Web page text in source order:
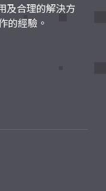
及合理的解決方
的經驗。